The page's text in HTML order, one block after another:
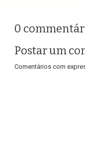
0
Postar um
Comentários com